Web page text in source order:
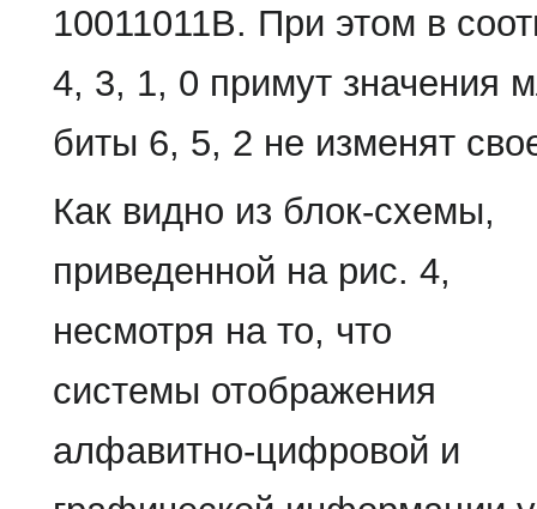
10011011В. При этом в
4, 3, 1, 0 примут значения
биты 6, 5, 2 не изменят
Как видно из блок-схемы,
приведенной на рис. 4,
несмотря на то, что
системы отображения
алфавитно-цифровой и